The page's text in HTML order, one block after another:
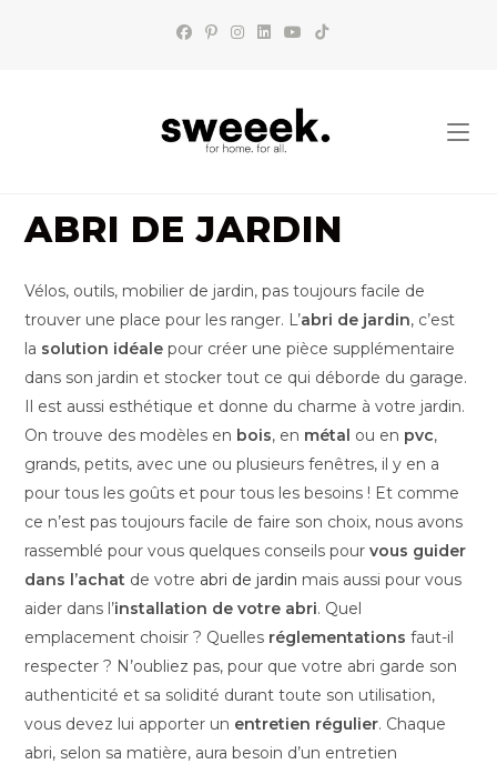
ABRI DE JARDIN
Vélos, outils, mobilier de jardin, pas toujours facile de
trouver une place pour les ranger. L’abri de jardin, c’est
la solution idéale pour créer une pièce supplémentaire
dans son jardin et stocker tout ce qui déborde du garage.
Il est aussi esthétique et donne du charme à votre jardin.
On trouve des modèles en bois, en métal ou en pvc,
grands, petits, avec une ou plusieurs fenêtres, il y en a
pour tous les goûts et pour tous les besoins ! Et comme
ce n’est pas toujours facile de faire son choix, nous avons
rassemblé pour vous quelques conseils pourvous guider
dans l’achat de votre abri de jardin mais aussi pour vous
aider dans l’installation de votre abri. Quel
emplacement choisir ? Quelles réglementations faut-il
respecter ? N’oubliez pas, pour que votre abri garde son
authenticité et sa solidité durant toute son utilisation,
vous devez lui apporter un entretien régulier. Chaque
abri, selon sa matière, aura besoin d’un entretien